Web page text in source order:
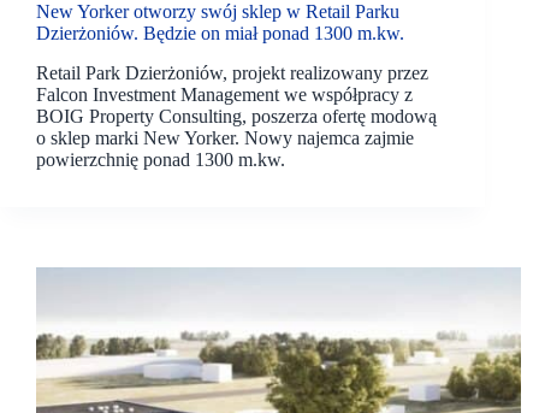
New Yorker otworzy swój sklep w Retail Parku
Dzierżoniów. Będzie on miał ponad 1300 m.kw.
Retail Park Dzierżoniów, projekt realizowany przez
Falcon Investment Management we współpracy z
BOIG Property Consulting, poszerza ofertę modową
o sklep marki New Yorker. Nowy najemca zajmie
powierzchnię ponad 1300 m.kw.